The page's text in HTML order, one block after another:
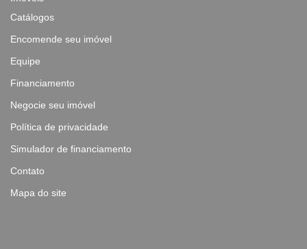
Catálogos
Encomende seu imóvel
Equipe
Financiamento
Negocie seu imóvel
Política de privacidade
Simulador de financiamento
Contato
Mapa do site